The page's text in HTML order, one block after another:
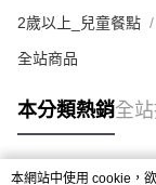
2歲以上_兒童餐點
全站商品
本分類熱銷全
本網站中使用 cookie，